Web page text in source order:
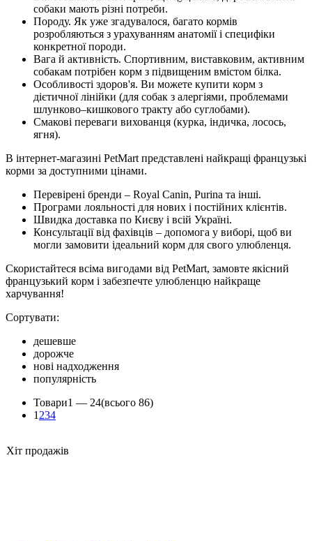
собаки мають різні потреби.
Породу. Як уже згадувалося, багато кормів
розробляються з урахуванням анатомії і специфіки
конкретної породи.
Вага й активність. Спортивним, виставковим, активним
собакам потрібен корм з підвищеним вмістом білка.
Особливості здоров'я. Ви можете купити корм з
дієтичної лінійки (для собак з алергіями, проблемами
шлунково–кишкового тракту або суглобами).
Смакові переваги вихованця (курка, індичка, лосось,
ягня).
В інтернет-магазині PetMart представлені найкращі французькі
корми за доступними цінами.
Перевірені бренди – Royal Canin, Purina та інші.
Програми лояльності для нових і постійних клієнтів.
Швидка доставка по Києву і всій Україні.
Консультації від фахівців – допомога у виборі, щоб ви
могли замовити ідеальний корм для свого улюбленця.
Скористайтеся всіма вигодами від PetMart, замовте якісний
французький корм і забезпечте улюбленцю найкраще
харчування!
Сортувати:
дешевше
дорожче
нові надходження
популярність
Товари1 — 24(всього 86)
1 234
Хіт продажів